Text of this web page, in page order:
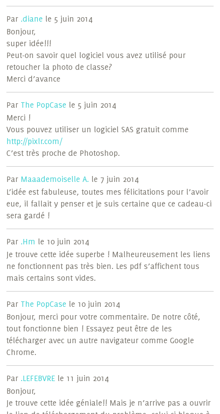
Par .diane le 5 juin 2014
Bonjour,
super idée!!!
Peut-on savoir quel logiciel vous avez utilisé pour
retoucher la photo de classe?
Merci d’avance
Par The PopCase le 5 juin 2014
Merci !
Vous pouvez utiliser un logiciel SAS gratuit comme
http://pixlr.com/
C’est très proche de Photoshop.
Par Maaademoiselle A. le 7 juin 2014
L’idée est fabuleuse, toutes mes félicitations pour l’avoir
eue, il fallait y penser et je suis certaine que ce cadeau-ci
sera gardé !
Par .Hm le 10 juin 2014
Je trouve cette idée superbe ! Malheureusement les liens
ne fonctionnent pas très bien. Les pdf s’affichent tous
mais certains sont vides.
Par The PopCase le 10 juin 2014
Bonjour, merci pour votre commentaire. De notre côté,
tout fonctionne bien ! Essayez peut être de les
télécharger avec un autre navigateur comme Google
Chrome.
Par .LEFEBVRE le 11 juin 2014
Bonjour,
Je trouve cette idée géniale!! Mais je n’arrive pas a ouvrir